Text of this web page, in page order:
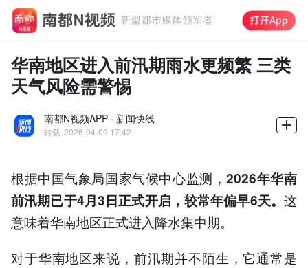
华南地区进入前汛期雨水更频繁 三类
天气风险需警惕
南都N视频APP · 新闻快线
转载 2026-04-09 17:42
根据中国气象局国家气候中心监测，2026年华南
前汛期已于4月3日正式开启，较常年偏早6天。 这
意味着华南地区正式进入降水集中期。
对于华南地区来说，前汛期并不陌生，它通常是